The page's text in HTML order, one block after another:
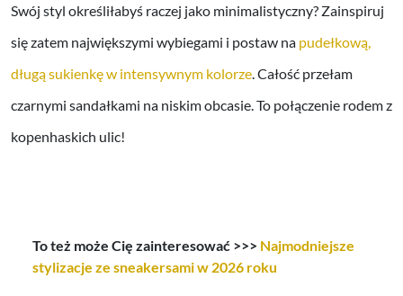
Swój styl określiłabyś raczej jako minimalistyczny? Zainspiruj
się zatem największymi wybiegami i postaw na pudełkową,
długą sukienkę w intensywnym kolorze . Całość przełam
czarnymi sandałkami na niskim obcasie. To połączenie rodem z
kopenhaskich ulic!
To też może Cię zainteresować >>> Najmodniejsze
stylizacje ze sneakersami w 2026 roku